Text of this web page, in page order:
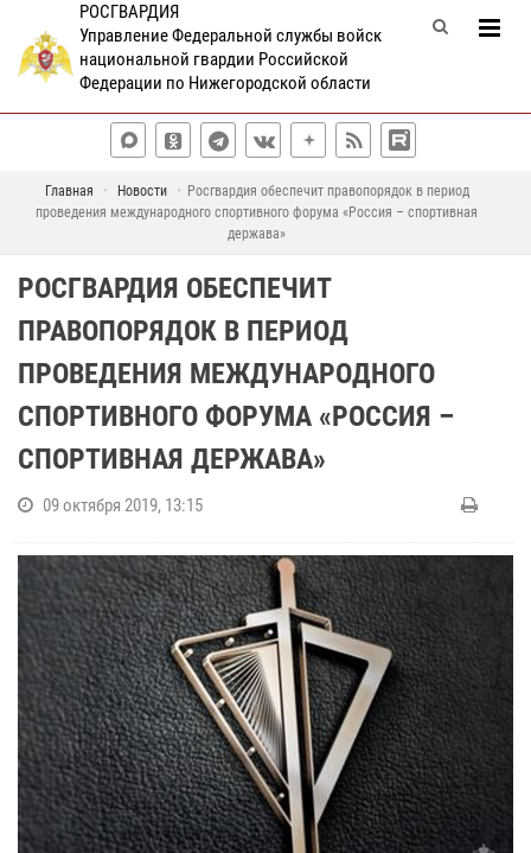
РОСГВАРДИЯ
Управление Федеральной службы войск
национальной гвардии Российской
Федерации по Нижегородской области
Главная Новости
Росгвардия обеспечит правопорядок в период
проведения международного спортивного форума «Россия – спортивная
держава»
РОСГВАРДИЯ ОБЕСПЕЧИТ
ПРАВОПОРЯДОК В ПЕРИОД
ПРОВЕДЕНИЯ МЕЖДУНАРОДНОГО
СПОРТИВНОГО ФОРУМА «РОССИЯ –
СПОРТИВНАЯ ДЕРЖАВА»
09 октября 2019, 13:15